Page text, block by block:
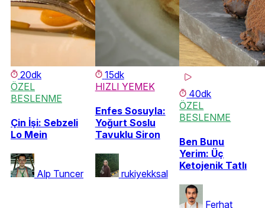
20dk
ÖZEL
BESLENME
Çin İşi: Sebzeli
Lo Mein
Alp Tuncer
15dk
HIZLI YEMEK
Enfes Sosuyla:
Yoğurt Soslu
Tavuklu Siron
rukiyekksal
40dk
ÖZEL
BESLENME
Ben Bunu
Yerim: Üç
Ketojenik Tatlı
Ferhat